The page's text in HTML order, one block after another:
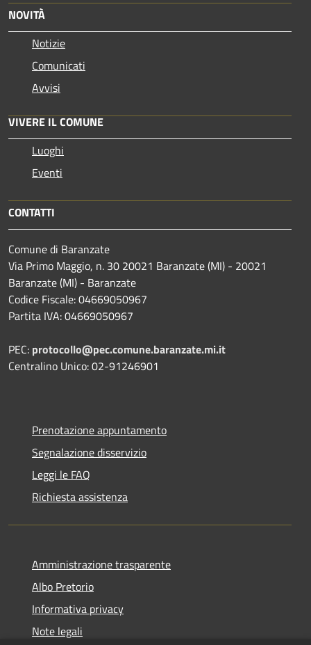
NOVITÀ
Notizie
Comunicati
Avvisi
VIVERE IL COMUNE
Luoghi
Eventi
CONTATTI
Comune di Baranzate
Via Primo Maggio, n. 30 20021 Baranzate (MI) - 20021
Baranzate (MI) - Baranzate
Codice Fiscale: 04669050967
Partita IVA: 04669050967
PEC: protocollo@pec.comune.baranzate.mi.it
Centralino Unico: 02-91246901
Prenotazione appuntamento
Segnalazione disservizio
Leggi le FAQ
Richiesta assistenza
Amministrazione trasparente
Albo Pretorio
Informativa privacy
Note legali